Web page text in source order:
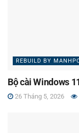
REBUILD BY
Bộ cài Windows
26 Tháng 5, 2026